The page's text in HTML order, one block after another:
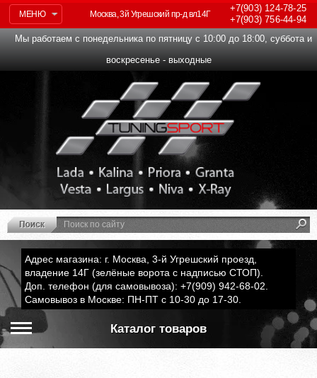
МЕНЮ
+7(903)124-78-25
+7(903)756-44-94
Москва, 3й Угрешский пр-д вл14Г
Мы работаем с понедельника по пятницу с 10:00 до 18:00, суббота и
воскресенье - выходные
Адрес магазина: г. Москва, 3-й Угрешский проезд,
владение 14Г (зелёные ворота с надписью СТОП).
Доп. телефон (для самовывоза): +7(909) 942-68-02.
Самовывоз в Москве: ПН-ПТ с 10-30 до 17-30.
Каталог товаров